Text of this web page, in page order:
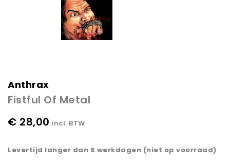
Anthrax
Fistful Of Metal
€ 28,00 incl. BTW
Levertijd langer dan 6 werkdagen (niet op voorraad)